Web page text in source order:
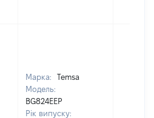
Марка:
Temsa
Модель:
BG824EEP
Рік випуску: